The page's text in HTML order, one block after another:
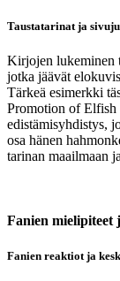
Taustatarinat ja
Kirjojen lukeminen
jotka jäävät
Tärkeä esimerkki
Promotion of
edistämisyhdistys,
osa hänen
tarinan maailmaan
Fanien
Fanien reaktiot ja